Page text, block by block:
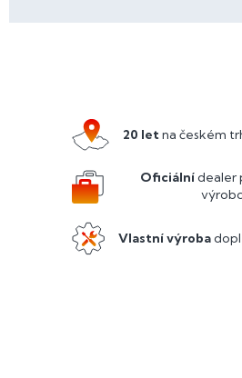
20 letna českém
Oficiálnídealer
Vlastní výroba